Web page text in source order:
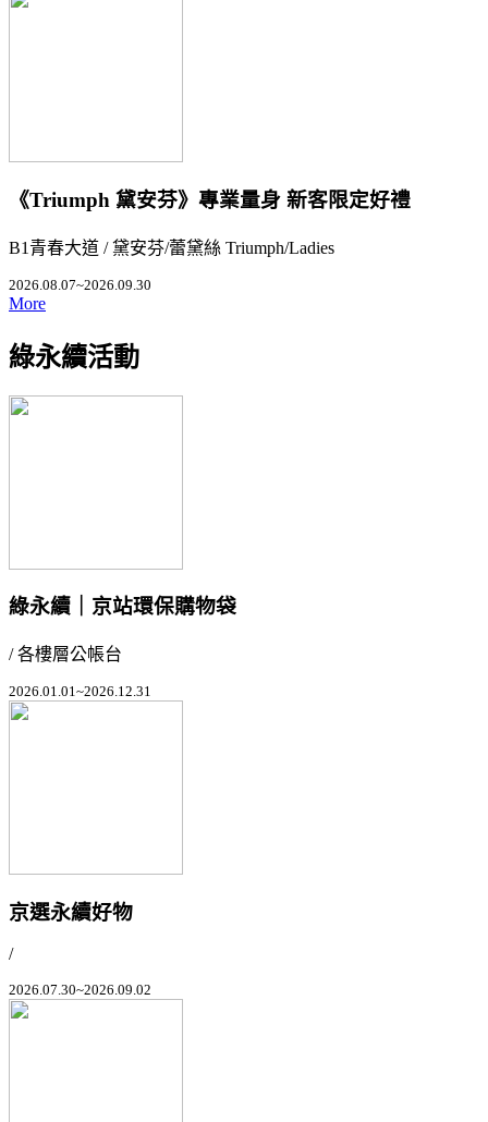
《Triumph 黛安芬》專業量身 新客限定好禮
B1青春大道 / 黛安芬/蕾黛絲 Triumph/Ladies
2026.08.07~2026.09.30
More
綠永續活動
綠永續｜京站環保購物袋
/ 各樓層公帳台
2026.01.01~2026.12.31
京選永續好物
/
2026.07.30~2026.09.02